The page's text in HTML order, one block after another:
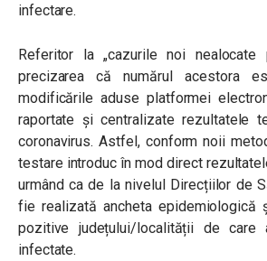
infectare.
Referitor la „cazurile noi nealocate
precizarea că numărul acestora
modificările aduse platformei
raportate și centralizate rezultatele
coronavirus. Astfel, conform noii
testare introduc în mod direct
urmând ca de la nivelul Direcțiilor de
fie realizată ancheta epidemiologică
pozitive județului/localității de care
infectate.